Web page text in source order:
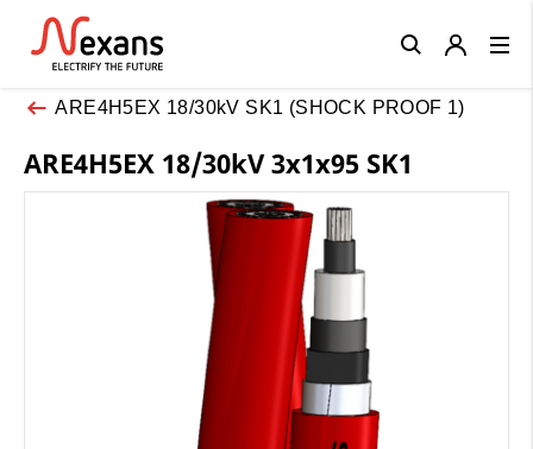
ARE4H5EX 18/30kV SK1 (SHOCK PROOF 1)
ARE4H5EX 18/30kV 3x1x95 SK1
Close